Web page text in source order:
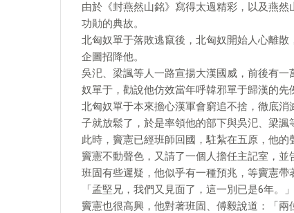
由於《封燕然山銘》寫得太過精彩，以及燕
功勛的典故。
北匈奴單于落敗逃竄後，北匈奴開始人心離
企圖招降他。
吳汜、梁諷等人一路宣揚大漢國威，前後有
奴單于，勸說他仿效當年呼韓邪單于歸漢的先
北匈奴單于本來擔心漢軍會窮追不捨，徹底
子就放鬆了，於是率領他的部下與吳汜、梁諷
此時，竇憲已經班師回國，駐紮在五原，他的
竇憲不動聲色，又請了一個人擔任主記室，並
班固有些遲疑，他似乎有一種預兆，等竇憲帶
「孟堅兄，我們又見面了，這一別已是6年。
竇憲也很高興，他對著班固、傅毅說道：「